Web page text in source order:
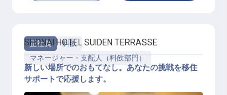
正社員
料飲
マネージャー・支配人（料飲部門）
SHONAI HOTEL SUIDEN TERRASSE
新しい場所でのおもてなし。あなたの挑戦を移住
サポートで応援します。